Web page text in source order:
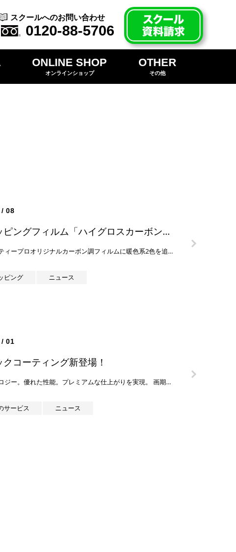
スクールへのお問い合わせ
0120-88-5706
ONLINE SHOP
オンラインショップ
OTHER
その他
08
カーラッピングフィルム「ハイグロスカーボンR」さらに新色追加！
カービューティープロオリジナルカーボン調フィルムに暖色系2色を追加しました。 雑味のないクリアでさわやかな発色の「ハイグロスカーボンR イエロー」、 チョコレートのような濃い色合いで温かみのある「ハイグロスカーボンR ブ […]
ピング ニュース
01
コーティング新登場！
先進テクノロジー。優れた性能。プレミアムな仕上がりを実現。 画期的なテクノロジーと製品性能が融合し、新たに誕生した「3M™セラミックコーティング」。 高光沢の輝きが得られ、磨いたばかりのような“艶と高撥水を維持します。 […]
サービス ニュース